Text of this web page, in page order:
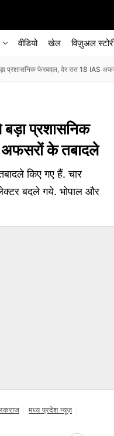
वीडियो खेल विज़ुअल
प्रशासनिक फेरबदल, देर रात 18 IAS
प्रशासनिक
के तबादले
किए गए हैं. चार
बदले गये. भोपाल और
मध्य प्रदेश न्यूज़